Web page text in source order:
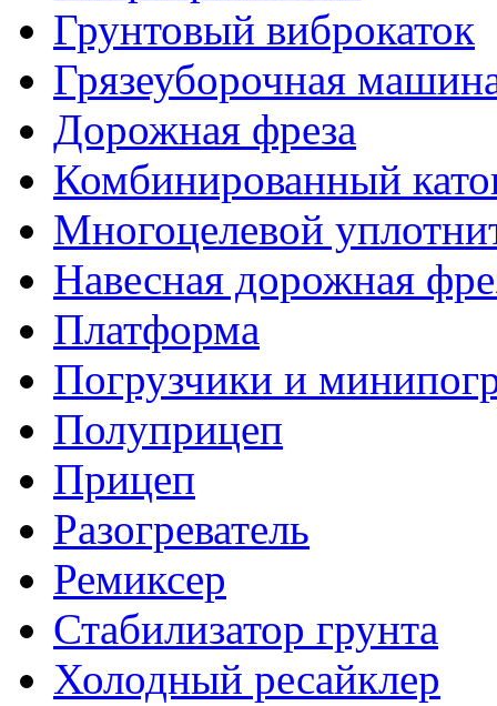
Грунтовый виброкаток
Грязеуборочная
Дорожная фреза
Комбинированный
Многоцелевой
Навесная дорожная
Платформа
Погрузчики и
Полуприцеп
Прицеп
Разогреватель
Ремиксер
Стабилизатор грунта
Холодный ресайклер